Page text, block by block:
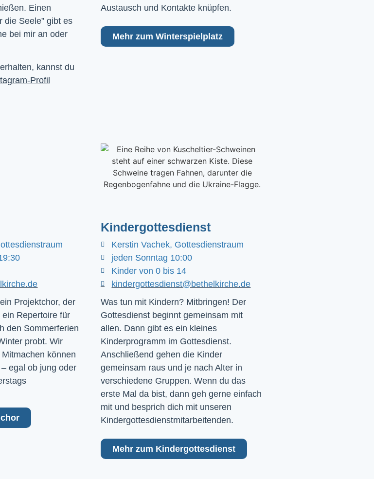
Einen
die Seele” gibt es
bei mir an oder
kannst du
Profil
Austausch und Kontakte knüpfen.
Mehr zum Winterspielplatz
Projektchor, der
Repertoire für
den Sommerferien
probt. Wir
können
egal ob jung oder
Kindergottesdienst
Kerstin Vachek, Gottesdienstraum
jeden Sonntag 10:00
Kinder von 0 bis 14
kindergottesdienst@bethelkirche.de
Was tun mit Kindern? Mitbringen! Der
Gottesdienst beginnt gemeinsam mit
allen. Dann gibt es ein kleines
Kinderprogramm im Gottesdienst.
Anschließend gehen die Kinder
gemeinsam raus und je nach Alter in
verschiedene Gruppen. Wenn du das
erste Mal da bist, dann geh gerne einfach
mit und besprich dich mit unseren
Kindergottesdienstmitarbeitenden.
Mehr zum Kindergottesdienst